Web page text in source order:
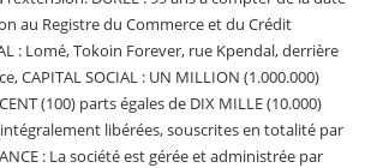
au Registre du Commerce et du Crédit
: Lomé, Tokoin Forever, rue Kpendal, derrière
CAPITAL SOCIAL : UN MILLION (1.000.000)
(100) parts égales de DIX MILLE (10.000)
intégralement libérées, souscrites en totalité par
: La société est gérée et administrée par